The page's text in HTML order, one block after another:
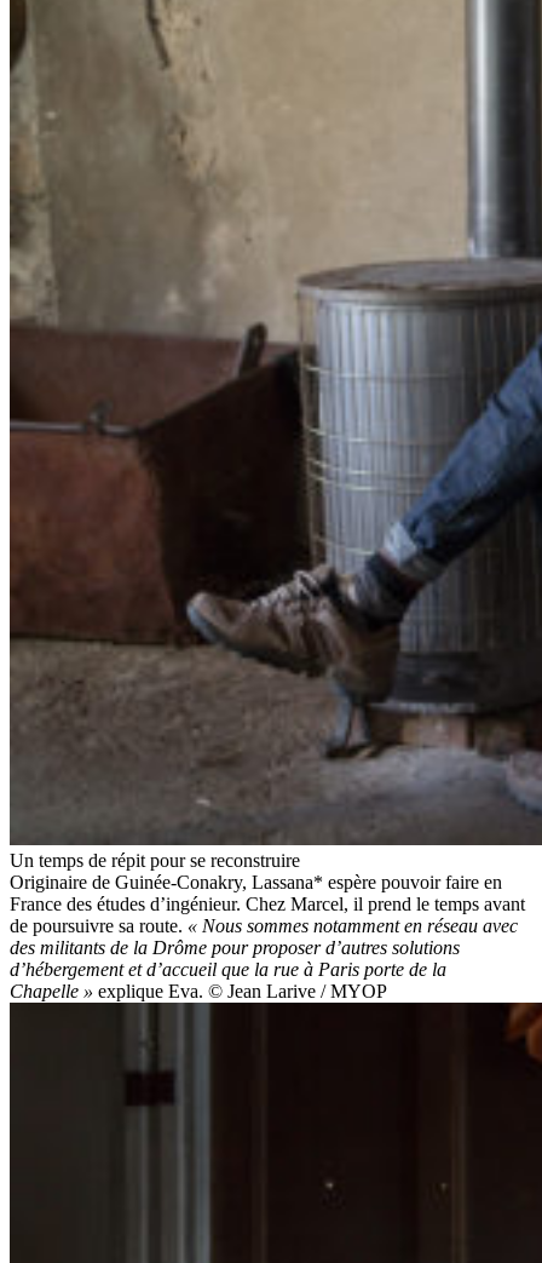
Un temps de répit pour se reconstruire
Originaire de Guinée-Conakry, Lassana* espère pouvoir faire en
France des études d’ingénieur. Chez Marcel, il prend le temps avant
de poursuivre sa route. « Nous sommes notamment en réseau avec
des militants de la Drôme pour proposer d’autres solutions
d’hébergement et d’accueil que la rue à Paris porte de la
Chapelle » explique Eva. © Jean Larive / MYOP